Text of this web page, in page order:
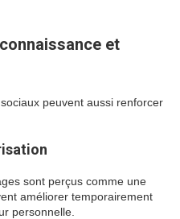
et
peuvent aussi renforcer
sont perçus comme une
améliorer temporairement
personnelle.